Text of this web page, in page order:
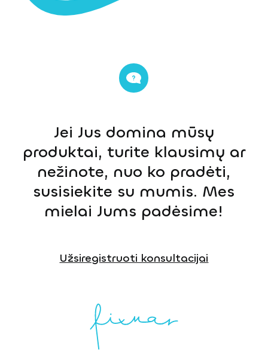
Jei Jus domina mūsų
produktai, turite klausimų ar
nežinote, nuo ko pradėti,
susisiekite su mumis. Mes
mielai Jums padėsime!
Užsiregistruoti konsultacijai